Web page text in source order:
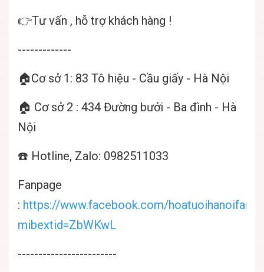
👉Tư vấn , hỗ trợ khách hàng !
-------------
🏠Cơ sở 1: 83 Tô hiệu - Cầu giấy - Hà Nội
🏠 Cơ sở 2 : 434 Đường bưởi - Ba đình - Hà
Nội
☎️ Hotline, Zalo: 0982511033
Fanpage
: https://www.facebook.com/
mibextid=ZbWKwL
------------------------